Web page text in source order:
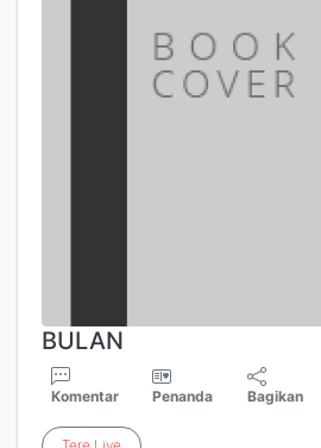
BULAN
Komentar Penanda Bagikan